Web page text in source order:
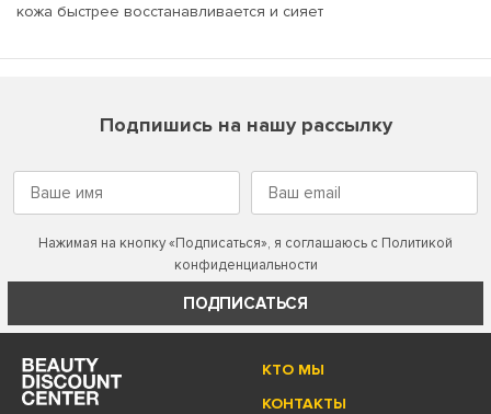
кожа быстрее восстанавливается и сияет
Подпишись на нашу рассылку
Нажимая на кнопку «Подписаться», я соглашаюсь с Политикой
конфиденциальности
ПОДПИСАТЬСЯ
КТО МЫ
КОНТАКТЫ